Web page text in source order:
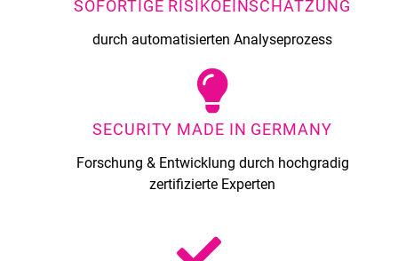
SOFORTIGE RISIKOEINSCHÄTZUNG
durch automatisierten Analyseprozess
SECURITY MADE IN GERMANY
Forschung & Entwicklung durch hochgradig
zertifizierte Experten